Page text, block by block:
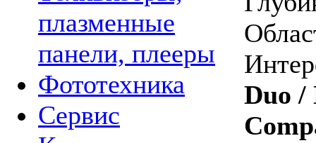
плазменные
панели, плееры
Фототехника
Сервис
Duo /